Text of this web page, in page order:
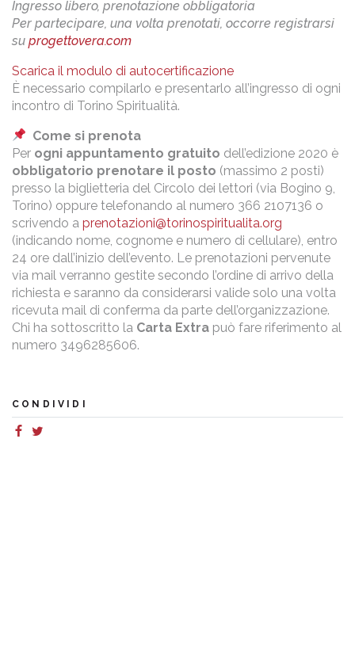
Ingresso libero, prenotazione obbligatoria
Per partecipare, una volta prenotati, occorre registrarsi
su progettovera.com
Scarica il modulo di autocertificazione
È necessario compilarlo e presentarlo all’ingresso di ogni
incontro di Torino Spiritualità.
Come si prenota
Per ogni appuntamento gratuito dell’edizione 2020 è
obbligatorio prenotare il posto (massimo 2 posti)
presso la biglietteria del Circolo dei lettori (via Bogino 9,
Torino) oppure telefonando al numero 366 2107136 o
scrivendo a prenotazioni@torinospiritualita.org
(indicando nome, cognome e numero di cellulare), entro
24 ore dall’inizio dell’evento. Le prenotazioni pervenute
via mail verranno gestite secondo l’ordine di arrivo della
richiesta e saranno da considerarsi valide solo una volta
ricevuta mail di conferma da parte dell’organizzazione.
Chi ha sottoscritto la Carta Extra può fare riferimento al
numero 3496285606.
CONDIVIDI